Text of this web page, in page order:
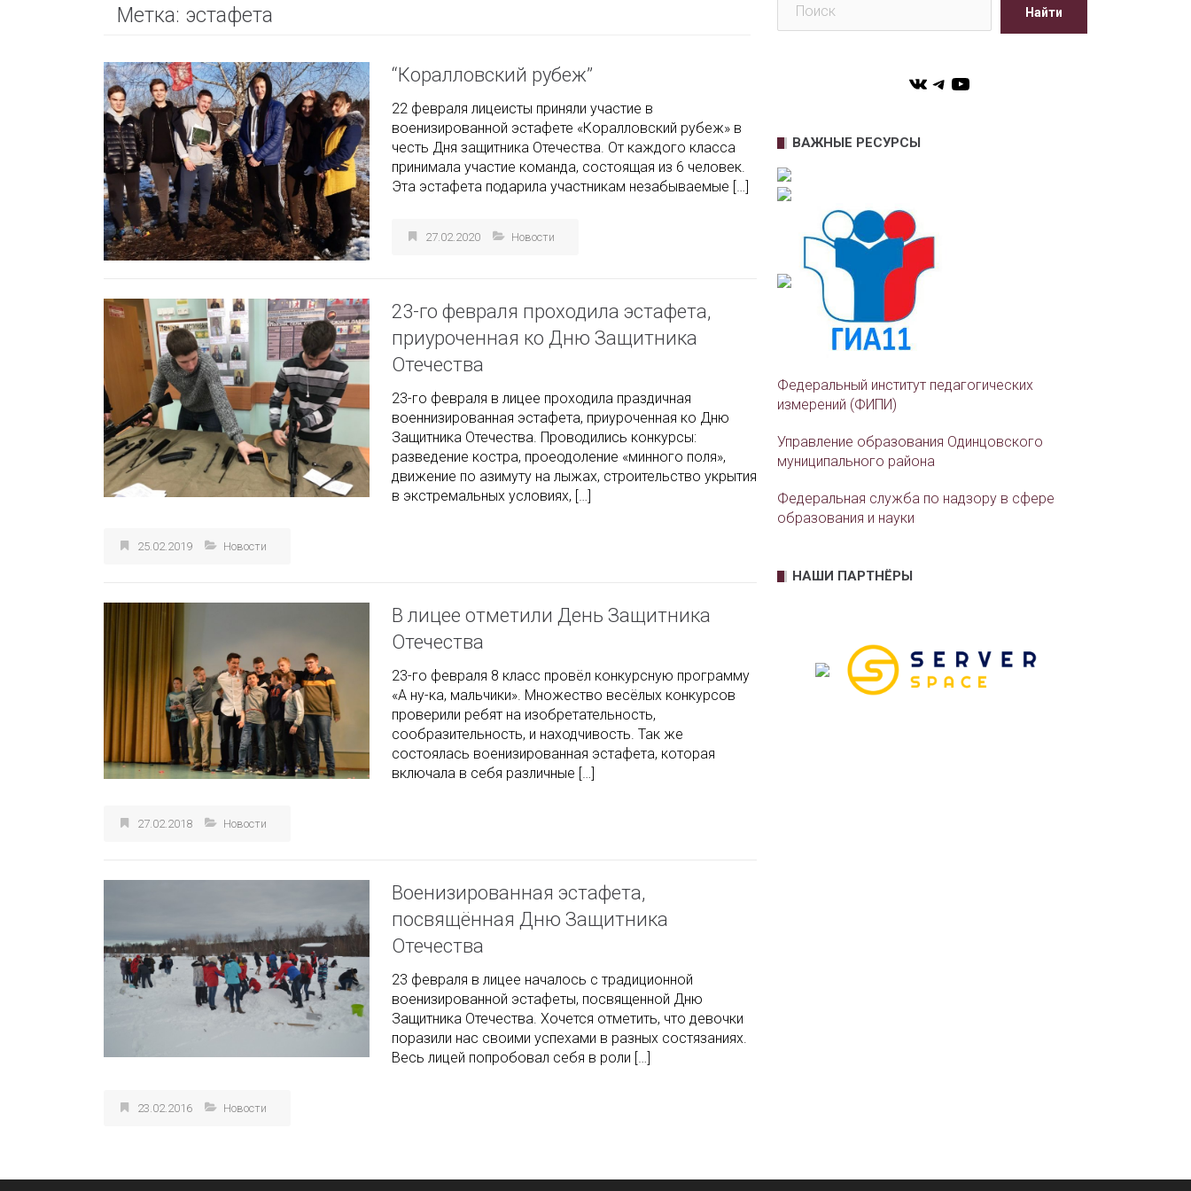
Метка: эстафета
“Коралловский рубеж”
22 февраля лицеисты приняли участие в
военизированной эстафете «Коралловский рубеж» в
честь Дня защитника Отечества. От каждого класса
принимала участие команда, состоящая из 6 человек.
Эта эстафета подарила участникам незабываемые […]
27.02.2020 Новости
23-го февраля проходила эстафета,
приуроченная ко Дню Защитника
Отечества
23-го февраля в лицее проходила праздичная
военнизированная эстафета, приуроченная ко Дню
Защитника Отечества. Проводились конкурсы:
разведение костра, проеодоление «минного поля»,
движение по азимуту на лыжах, строительство укрытия
в экстремальных условиях, […]
25.02.2019 Новости
В лицее отметили День Защитника
Отечества
23-го февраля 8 класс провёл конкурсную программу
«А ну-ка, мальчики». Множество весёлых конкурсов
проверили ребят на изобретательность,
сообразительность, и находчивость. Так же
состоялась военизированная эстафета, которая
включала в себя различные […]
27.02.2018 Новости
Военизированная эстафета,
посвящённая Дню Защитника
Отечества
23 февраля в лицее началось с традиционной
военизированной эстафеты, посвященной Дню
Защитника Отечества. Хочется отметить, что девочки
поразили нас своими успехами в разных состязаниях.
Весь лицей попробовал себя в роли […]
23.02.2016 Новости
Найти
VKTelegram
YouTube
ВАЖНЫЕ РЕСУРСЫ
Федеральный институт педагогических
измерений (ФИПИ)
Управление образования Одинцовского
муниципального района
Федеральная служба по надзору в сфере
образования и науки
НАШИ ПАРТНЁРЫ